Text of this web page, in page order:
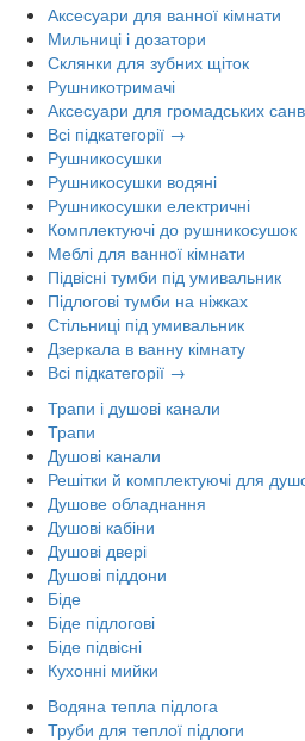
Аксесуари для ванної кімнати
Мильниці і дозатори
Склянки для зубних щіток
Рушникотримачі
Аксесуари для громадських
Всі підкатегорії →
Рушникосушки
Рушникосушки водяні
Рушникосушки електричні
Комплектуючі до рушникосушок
Меблі для ванної кімнати
Підвісні тумби під умивальник
Підлогові тумби на ніжках
Стільниці під умивальник
Дзеркала в ванну кімнату
Всі підкатегорії →
Трапи і душові канали
Трапи
Душові канали
Решітки й комплектуючі для
Душове обладнання
Душові кабіни
Душові двері
Душові піддони
Біде
Біде підлогові
Біде підвісні
Кухонні мийки
Водяна тепла підлога
Труби для теплої підлоги